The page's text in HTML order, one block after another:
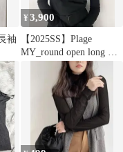
袖
¥3,900
【2025SS】Plage
MY_round open long T